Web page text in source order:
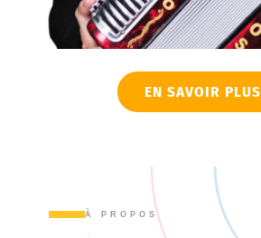
EN SAVOIR PLUS
À PROPOS